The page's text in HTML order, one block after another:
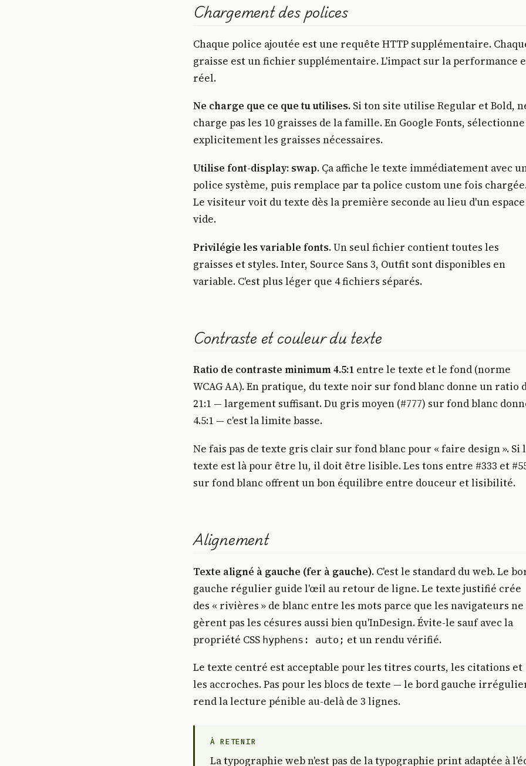
Chargement des polices
Chaque police ajoutée est une requête HTTP supplémentaire.
graisse est un fichier supplémentaire. L'impact sur la performance
réel.
Ne charge que ce que tu utilises. Si ton site utilise Regular et Bold,
charge pas les 10 graisses de la famille. En Google Fonts, sélectionne
explicitement les graisses nécessaires.
Utilise font-display: swap. Ça affiche le texte immédiatement avec
police système, puis remplace par ta police custom une fois
Le visiteur voit du texte dès la première seconde au lieu d'un espace
vide.
Privilégie les variable fonts.Un seul fichier contient toutes les
graisses et styles. Inter, Source Sans 3, Outfit sont disponibles en
variable. C'est plus léger que 4 fichiers séparés.
Contraste et couleur du texte
Ratio de contraste minimum 4.5:1 entre le texte et le fond (norme
WCAG AA). En pratique, du texte noir sur fond blanc donne un ratio
21:1 — largement suffisant. Du gris moyen (#777) sur fond blanc
4.5:1 — c'est la limite basse.
Ne fais pas de texte gris clair sur fond blanc pour « faire design ». Si
texte est là pour être lu, il doit être lisible. Les tons entre #333 et
sur fond blanc offrent un bon équilibre entre douceur et lisibilité.
Alignement
Texte aligné à gauche (fer à gauche). C'est le standard du web. Le
gauche régulier guide l'œil au retour de ligne. Le texte justifié crée
des « rivières » de blanc entre les mots parce que les navigateurs ne
gèrent pas les césures aussi bien qu'InDesign. Évite-le sauf avec la
propriété CSS hyphens: auto; et un rendu vérifié.
Le texte centré est acceptable pour les titres courts, les citations et
les accroches. Pas pour les blocs de texte — le bord gauche
rend la lecture pénible au-delà de 3 lignes.
À RETENIR
La typographie web n'est pas de la typographie print adaptée à